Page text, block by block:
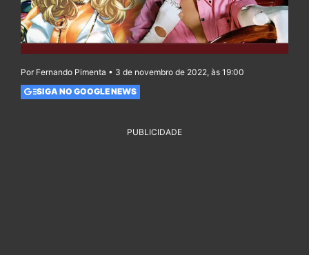
Por Fernando Pimenta • 3 de novembro de 2022, às 19:00
SIGA NO GOOGLE NEWS
PUBLICIDADE